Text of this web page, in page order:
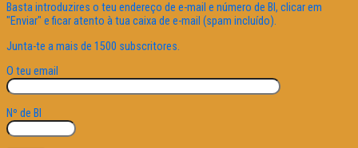
Basta introduzires o teu endereço de e-mail e número de BI, clicar em
"Enviar" e ficar atento à tua caixa de e-mail (spam incluído).
Junta-te a mais de 1500 subscritores.
O teu email
Nº de BI